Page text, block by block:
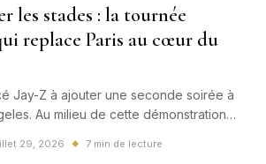
les stades : la tournée
replace Paris au cœur du
Jay-Z à ajouter une seconde soirée à
Au milieu de cette démonstration
célébration mondiale de trente ans de
29, 2026 ◆ 7 min de lecture